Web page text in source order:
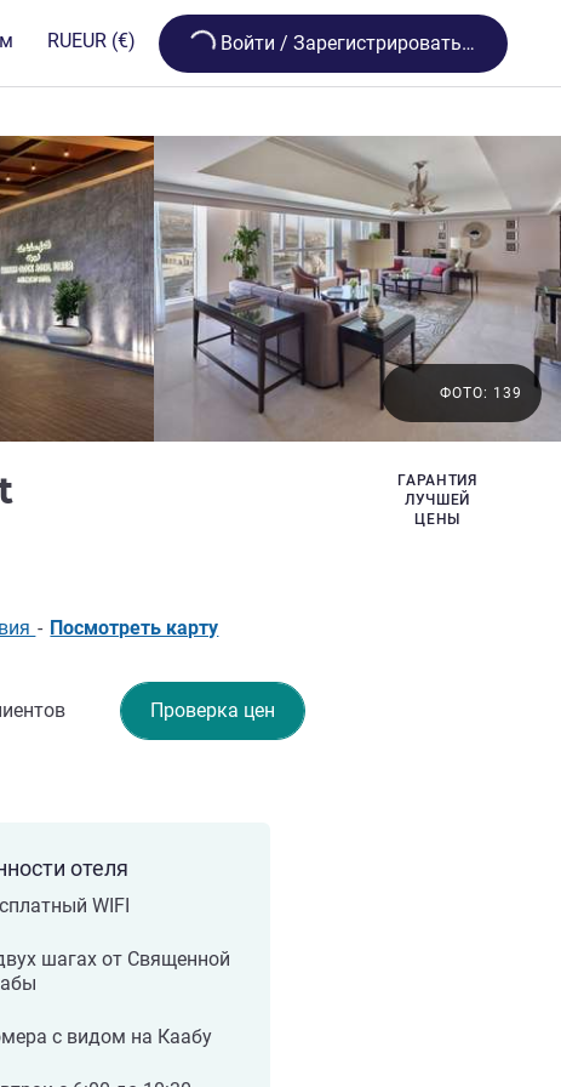
RUEUR (€) Loading...
Bойти / Зарегистрироваться
ГАРАНТИЯ
ЛУЧШЕЙ
ЦЕНЫ
ФОТО: 139
- Посмотреть карту
Проверка цен
отеля
WIFI
шагах от Священной
с видом на Каабу